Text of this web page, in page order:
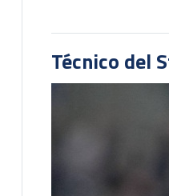
Técnico del